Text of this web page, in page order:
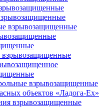
взрывозащищенные
взрывозащищенные
объектов «Ладога-Ex»
взрывозащищенные